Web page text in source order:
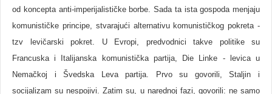
od koncepta anti-imperijalističke borbe. Sada ta ista gospoda menjaju
komunističke principe, stvarajući alternativu komunističkog pokreta -
tzv levičarski pokret. U Evropi, predvodnici takve politike su
Francuska i Italijanska komunistička partija, Die Linke - levica u
Nemačkoj i Švedska Leva partija. Prvo su govorili, Staljin i
socijalizam su nespojivi. Zatim su, u narednoj fazi, govorili: ne samo